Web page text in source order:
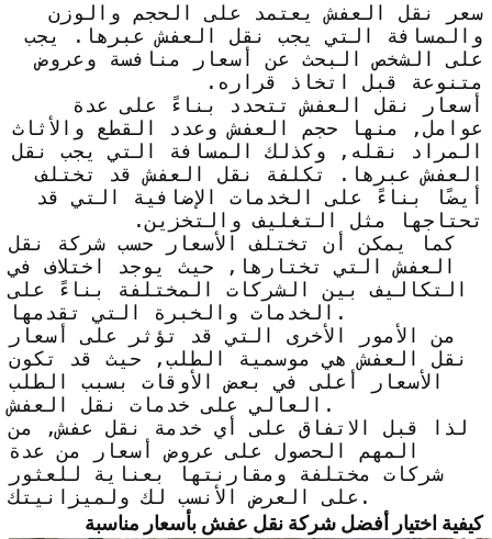
سعر نقل العفش يعتمد على الحجم والوزن
والمسافة التي يجب نقل العفش عبرها. يجب
على الشخص البحث عن أسعار منافسة وعروض
متنوعة قبل اتخاذ قراره.
أسعار نقل العفش تتحدد بناءً على عدة
عوامل, منها حجم العفش وعدد القطع والأثاث
المراد نقله, وكذلك المسافة التي يجب نقل
العفش عبرها. تكلفة نقل العفش قد تختلف
أيضًا بناءً على الخدمات الإضافية التي قد
تحتاجها مثل التغليف والتخزين.
كما يمكن أن تختلف الأسعار حسب شركة نقل
العفش التي تختارها, حيث يوجد اختلاف في
التكاليف بين الشركات المختلفة بناءً على
الخدمات والخبرة التي تقدمها.
من الأمور الأخرى التي قد تؤثر على أسعار
نقل العفش هي موسمية الطلب, حيث قد تكون
الأسعار أعلى في بعض الأوقات بسبب الطلب
العالي على خدمات نقل العفش.
لذا قبل الاتفاق على أي خدمة نقل عفش, من
المهم الحصول على عروض أسعار من عدة
شركات مختلفة ومقارنتها بعناية للعثور
على العرض الأنسب لك ولميزانيتك.
كيفية اختيار أفضل شركة نقل عفش بأسعار مناسبة